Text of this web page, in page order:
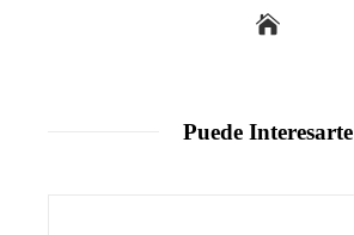
Puede Interesarte